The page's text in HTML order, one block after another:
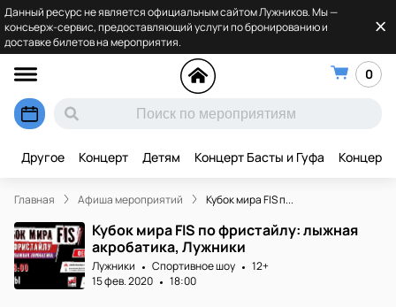
Данный ресурс не является официальным сайтом Лужников. Мы —
консьерж-сервис, предоставляющий услуги по бронированию и
доставке билетов на мероприятия.
0
Другое Концерт Детям Концерт Басты и Гуфа Концерт
Главная Афиша мероприятий Кубок мира FIS п...
Кубок мира FIS по фристайлу: лыжная
акробатика, Лужники
Лужники Спортивное шоу
12+
15 фев. 2020
18:00